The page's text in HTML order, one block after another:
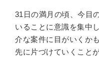
31日の満月の頃、今目
いることに意識を集中
介な案件に目がいくか
先に片づけていくこと